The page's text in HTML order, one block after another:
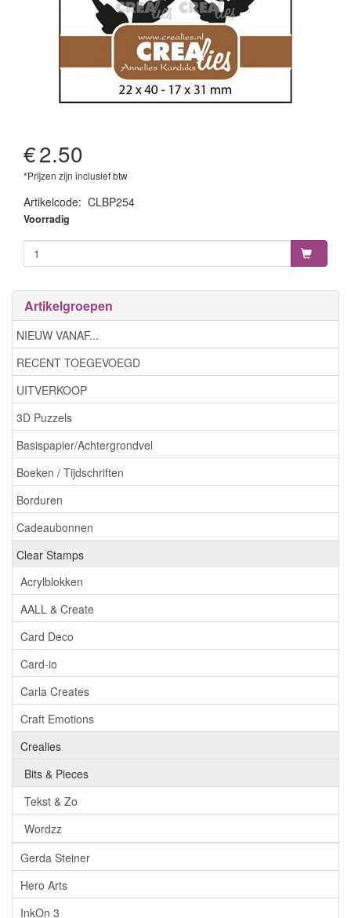
Artikelgroepen
NIEUW VANAF...
RECENT TOEGEVOEGD
UITVERKOOP
3D Puzzels
Basispapier/Achtergrondvel
Boeken / Tijdschriften
Borduren
Cadeaubonnen
Clear Stamps
Acrylblokken
AALL & Create
Card Deco
Card-io
Carla Creates
Craft Emotions
Crealies
Bits & Pieces
Tekst & Zo
Wordzz
Gerda Steiner
Hero Arts
InkOn 3
€2.50
*Prijzen zijn inclusief btw
Artikelcode: CLBP254
8720143086410
Voorradig